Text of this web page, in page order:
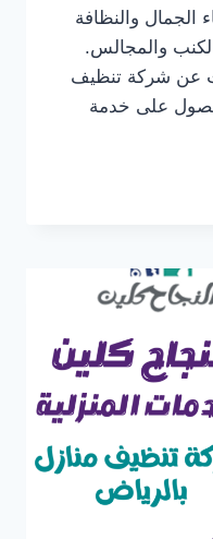
الجمال والنظافة
والمجالس.
عن شركة تنظيف
على خدمة